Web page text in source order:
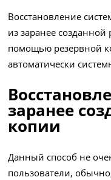
Восстановление
из заранее
помощью резервной
автоматически
заранее
копии
Данный способ не
пользователи,